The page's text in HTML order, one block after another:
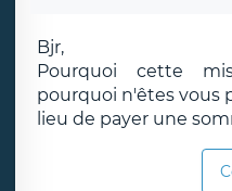
Bjr,
Pourquoi cette
pourquoi n'êtes vous
lieu de payer une